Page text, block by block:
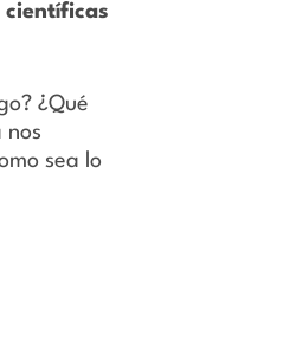
científicas
¿Qué
nos
sea lo